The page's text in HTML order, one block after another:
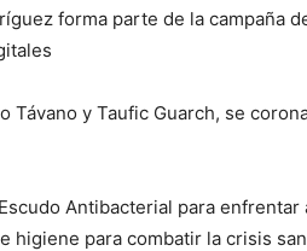
forma parte de la campaña
Távano y Taufic Guarch, se
Antibacterial para
higiene para combatir la crisis